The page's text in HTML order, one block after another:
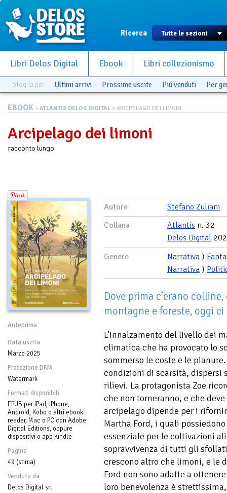
Ricerca
Libri Delos Digital Ebook Libri collezionismo
Sfoglia per Ultimi arrivi Prossime uscite Più venduti Per
EBOOK > ATLANTIS DELOS DIGITAL > ARCIPELAGO DEI LIMONI
Arcipelago dei limoni
racconto lungo
Anteprima
Data uscita
Marzo 2025
Protezione DRM
Watermark
Formati disponibili
EPUB per iPad, iPhone,
Android, Kobo o altri ebook
reader, Mac o PC con Adobe
Digital Editions, oppure
dispositivi o app Kindle
Pagine
49 (stima)
Venduto da
Delos Digital srl
Autore
Stefano Zuliani
Collana
Atlantis n. 32
Delos Digital
Genere
Narrativa ⟩
Narrativa ⟩
Dove prima c’erano colline,
montagne e foreste, oggi
L’innalzamento del livello dei
climatica che ha provocato lo
sommerso le coste e le
condizioni di scarsità, dispersi
rilievi. La protagonista Zoe
che non torneranno, e che
arcipelago dipende per i
Martha Ford, i quali
essenziale per le coltivazioni
sopravvivenza di tutti gli
crescono altro che limoni, e le
Ford non sono adatte a
loro benevolenza è